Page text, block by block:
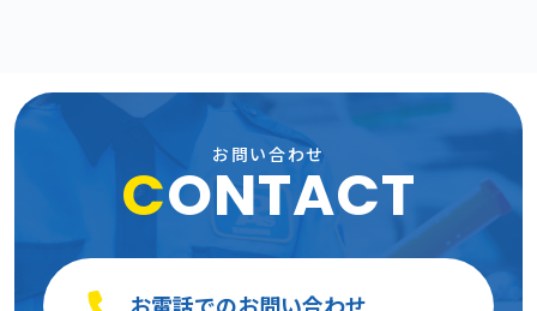
2005年1月
お問い合わせ
CONTACT